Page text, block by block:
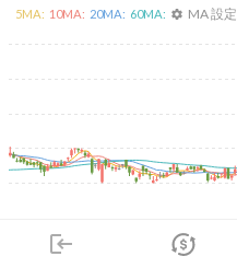
login
市場
5MA: 10MA: 20MA: 60MA: settings MA 設定